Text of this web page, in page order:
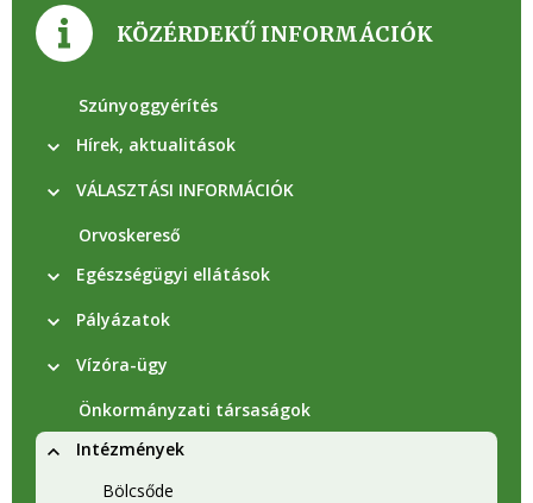
KÖZÉRDEKŰ INFORMÁCIÓK
Szúnyoggyérítés
Hírek, aktualitások
VÁLASZTÁSI INFORMÁCIÓK
Orvoskereső
Egészségügyi ellátások
Pályázatok
Vízóra-ügy
Önkormányzati társaságok
Intézmények
Bölcsőde